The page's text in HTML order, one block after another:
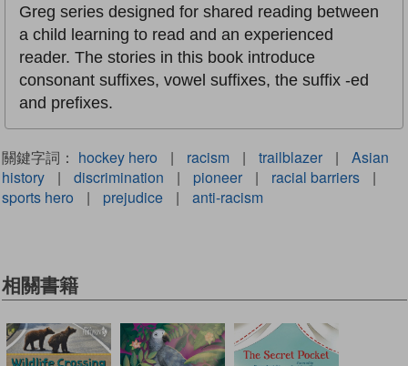
Greg series designed for shared reading between
a child learning to read and an experienced
reader. The stories in this book introduce
consonant suffixes, vowel suffixes, the suffix -ed
and prefixes.
關鍵字詞： hockey hero | racism | trailblazer |
Asian
history
| discrimination | pioneer | racial barriers
|
sports hero
| prejudice | anti-racism
相關書籍